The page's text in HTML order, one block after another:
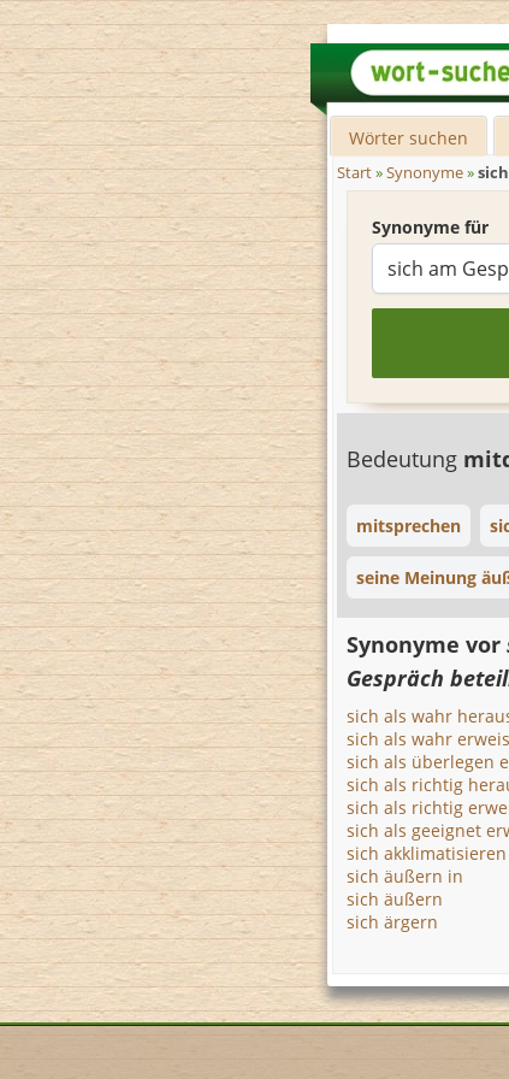
Wörter suchen
Start»Synonyme»
Synonyme für
Bedeutung
mitsprechen
seine Meinung
Synonyme vor
Gespräch
sich als wahr
sich als wahr
sich als überlegen
sich als richtig
sich als richtig
sich als geeignet
sich akklimatisieren
sich äußern in
sich äußern
sich ärgern